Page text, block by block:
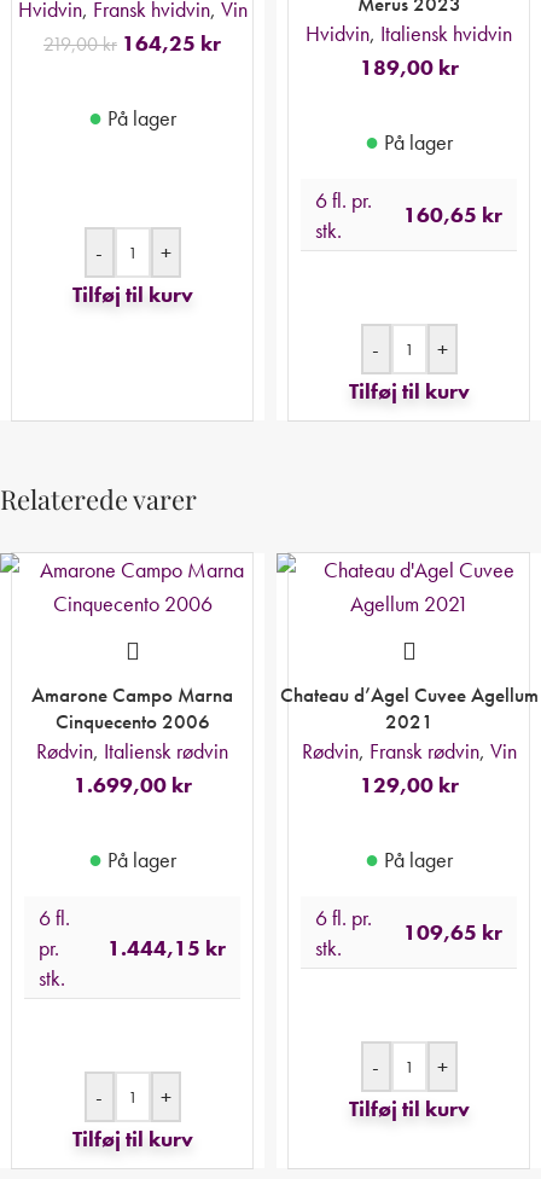
Hvidvin, Fransk hvidvin, Vin
219,00kr 164,25 kr
● På lager
-
+
Tilføj til kurv
Hvidvin, Italiensk hvidvin
189,00 kr
● På lager
6 fl. pr.
stk.
160,65 kr
-
+
Tilføj til kurv
Relaterede varer
Amarone Campo Marna
Cinquecento 2006
Rødvin, Italiensk rødvin
1.699,00 kr
● På lager
6 fl.
pr.
stk.
1.444,15 kr
-
+
Tilføj til kurv
Chateau d’Agel Cuvee Agellum
2021
Rødvin, Fransk rødvin, Vin
129,00 kr
● På lager
6 fl. pr.
stk.
109,65 kr
-
+
Tilføj til kurv